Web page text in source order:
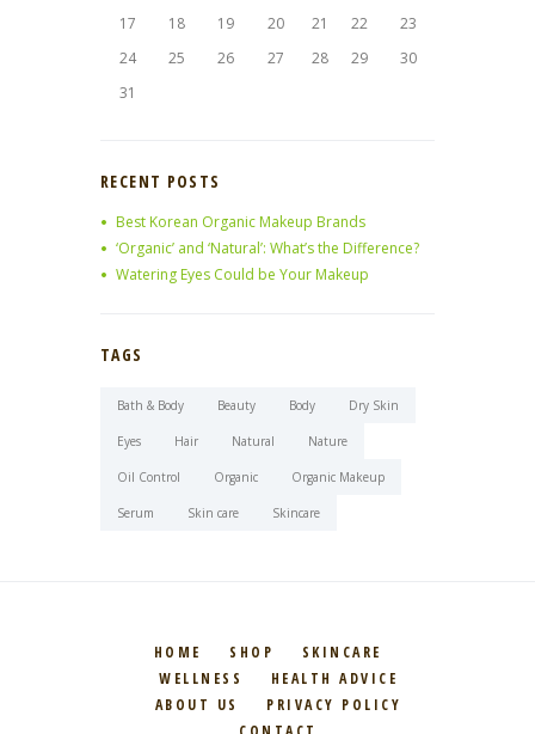
17
18 19 20 21 22
23
24
25 26 27 28 29
30
31
RECENT POSTS
Best Korean Organic Makeup Brands
‘Organic’ and ‘Natural’: What’s the Difference?
Watering Eyes Could be Your Makeup
TAGS
Bath & Body Beauty Body Dry Skin
Eyes Hair Natural Nature
Oil Control Organic Organic Makeup
Serum Skin care Skincare
HOME SHOP
SKINCARE
WELLNESS
HEALTH ADVICE
ABOUT US
PRIVACY POLICY